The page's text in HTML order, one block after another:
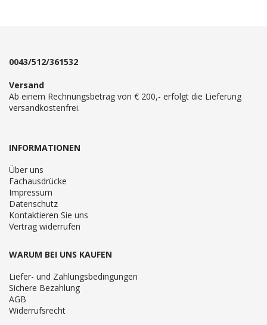
0043/512/361532
Versand
Ab einem Rechnungsbetrag von € 200,- erfolgt die Lieferung
versandkostenfrei.
INFORMATIONEN
Über uns
Fachausdrücke
Impressum
Datenschutz
Kontaktieren Sie uns
Vertrag widerrufen
WARUM BEI UNS KAUFEN
Liefer- und Zahlungsbedingungen
Sichere Bezahlung
AGB
Widerrufsrecht